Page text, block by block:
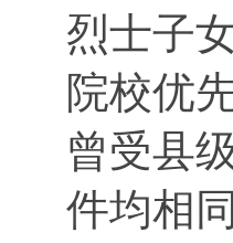
烈士子
院校优
曾受县
件均相